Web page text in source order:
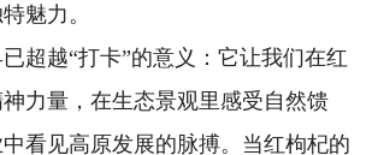
魅力。
越“打卡”的意义：它让我们在红
力量，在生态景观里感受自然馈
看见高原发展的脉搏。当红枸杞的